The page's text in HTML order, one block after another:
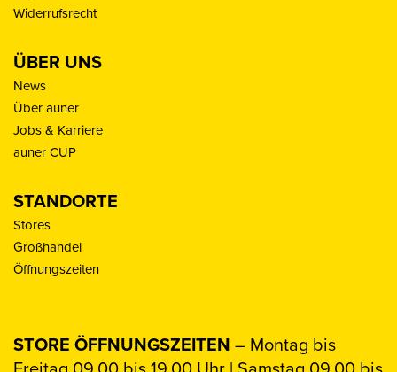
Widerrufsrecht
ÜBER UNS
News
Über auner
Jobs & Karriere
auner CUP
STANDORTE
Stores
Großhandel
Öffnungszeiten
STORE ÖFFNUNGSZEITEN – Montag bis